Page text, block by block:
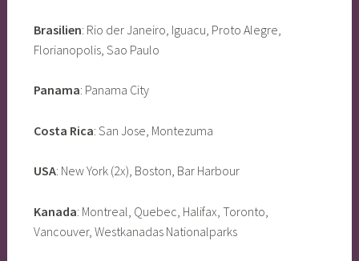
Brasilien: Rio der Janeiro, Iguacu, Proto Alegre,
Florianopolis, Sao Paulo
Panama: Panama City
Costa Rica: San Jose, Montezuma
USA: New York (2x), Boston, Bar Harbour
Kanada: Montreal, Quebec, Halifax, Toronto,
Vancouver, Westkanadas Nationalparks